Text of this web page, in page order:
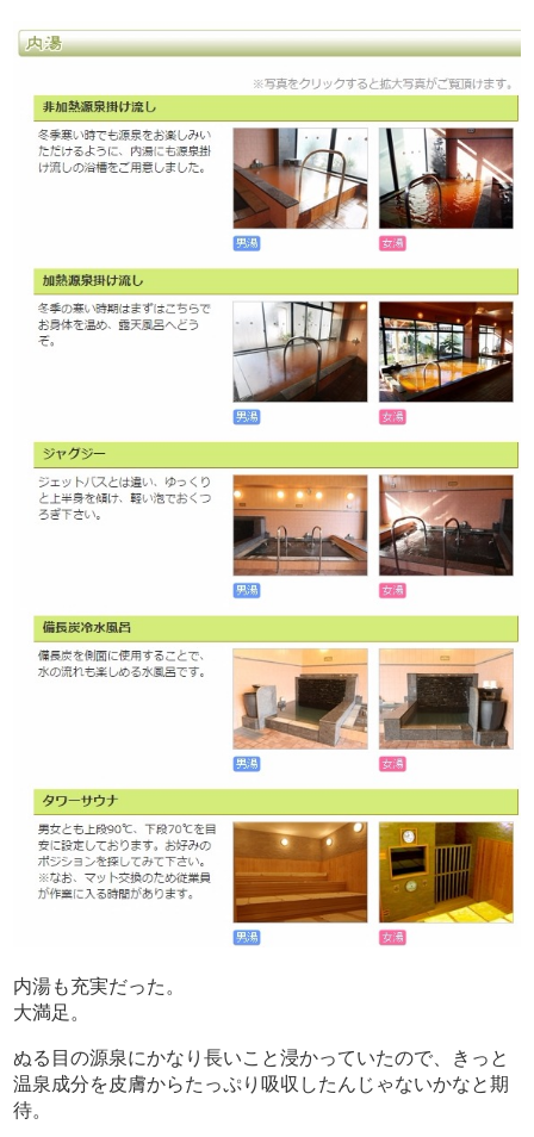
内湯も充実だった。
大満足。
ぬる目の源泉にかなり長いこと浸かっていたので、きっと
温泉成分を皮膚からたっぷり吸収したんじゃないかなと期
待。